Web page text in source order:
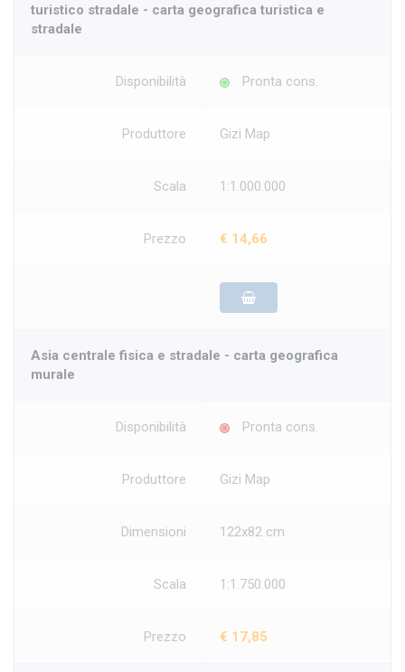
turistico stradale - carta geografica turistica e
stradale
Disponibilità Pronta cons.
Produttore Gizi Map
Scala 1:1.000.000
Prezzo € 14,66
Asia centrale fisica e stradale - carta geografica
murale
Disponibilità Pronta cons.
Produttore Gizi Map
Dimensioni 122x82 cm
Scala 1:1.750.000
Prezzo € 17,85